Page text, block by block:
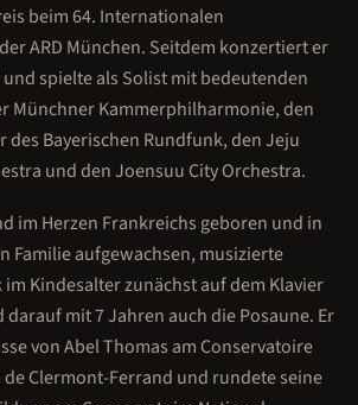
beim 64. Internationalen
ARD München. Seitdem konzertiert er
spielte als Solist mit bedeutenden
Münchner Kammerphilharmonie, den
Bayerischen Rundfunk, den Jeju
und den Joensuu City Orchestra.
im Herzen Frankreichs geboren und in
Familie aufgewachsen, musizierte
Kindesalter zunächst auf dem Klavier
mit 7 Jahren auch die Posaune. Er
von Abel Thomas am Conservatoire
de Clermont-Ferrand und rundete seine